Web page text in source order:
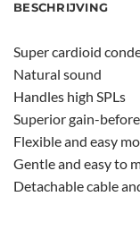
BESCHRIJVING
​Super cardioid
Natural sound
Handles high SPLs
Superior gain-
Flexible and easy
Gentle and easy to
Detachable cable